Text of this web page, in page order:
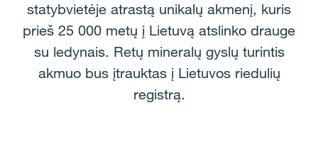
statybvietėje atrastą unikalų akmenį, kuris
prieš 25 000 metų į Lietuvą atslinko drauge
su ledynais. Retų mineralų gyslų turintis
akmuo bus įtrauktas į Lietuvos riedulių
registrą.